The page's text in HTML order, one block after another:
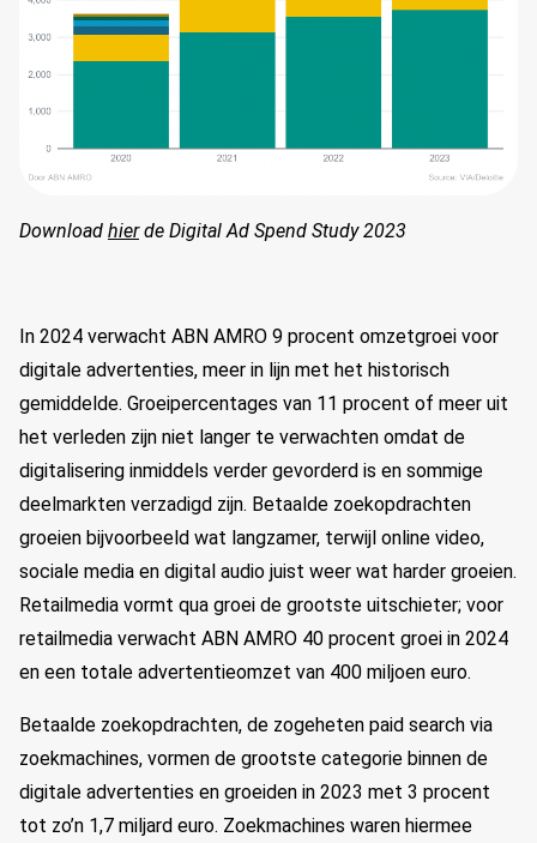
Download hierde Digital Ad Spend Study 2023
In 2024 verwacht ABN AMRO 9 procent omzetgroei voor
digitale advertenties, meer in lijn met het historisch
gemiddelde. Groeipercentages van 11 procent of meer uit
het verleden zijn niet langer te verwachten omdat de
digitalisering inmiddels verder gevorderd is en sommige
deelmarkten verzadigd zijn. Betaalde zoekopdrachten
groeien bijvoorbeeld wat langzamer, terwijl online video,
sociale media en digital audio juist weer wat harder groeien.
Retailmedia vormt qua groei de grootste uitschieter; voor
retailmedia verwacht ABN AMRO 40 procent groei in 2024
en een totale advertentieomzet van 400 miljoen euro.
Betaalde zoekopdrachten, de zogeheten paid search via
zoekmachines, vormen de grootste categorie binnen de
digitale advertenties en groeiden in 2023 met 3 procent
tot zo’n 1,7 miljard euro. Zoekmachines waren hiermee